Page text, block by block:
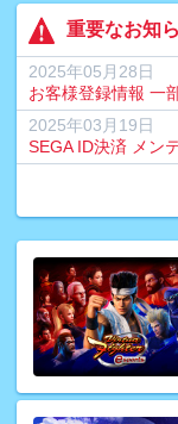
重要なお知
2025年05月28日
お客様登録情報 一
2025年03月19日
SEGA ID決済 メン